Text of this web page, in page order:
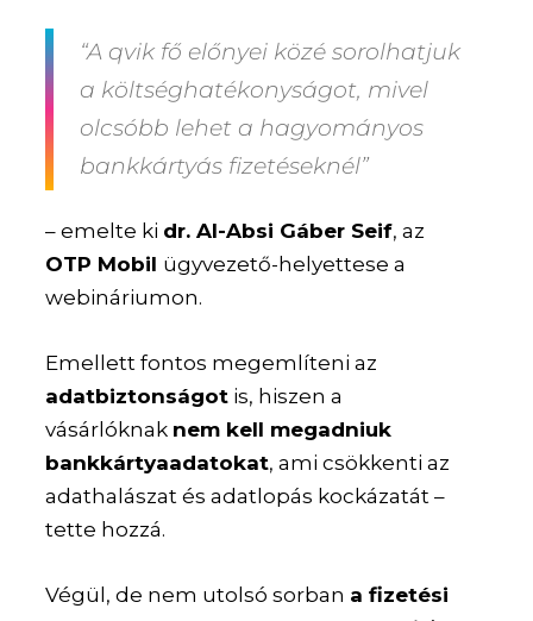
“A qvik fő előnyei közé sorolhatjuk
a költséghatékonyságot, mivel
olcsóbb lehet a hagyományos
bankkártyás fizetéseknél”
– emelte ki dr. Al-Absi Gáber Seif, az
OTP Mobil ügyvezető-helyettese a
webináriumon.
Emellett fontos megemlíteni az
adatbiztonságot is, hiszen a
vásárlóknak nem kell megadniuk
bankkártyaadatokat, ami csökkenti az
adathalászat és adatlopás kockázatát –
tette hozzá.
Végül, de nem utolsó sorban a fizetési